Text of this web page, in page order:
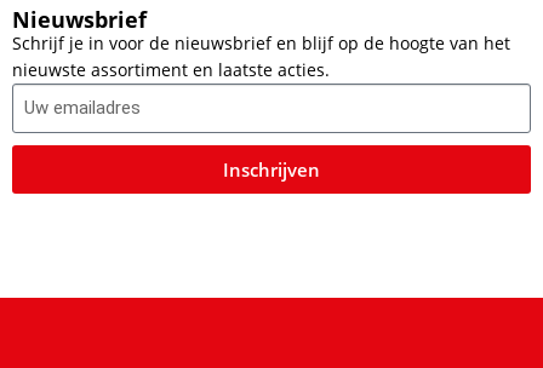
Nieuwsbrief
Schrijf je in voor de nieuwsbrief en blijf op de hoogte van het
nieuwste assortiment en laatste acties.
Inschrijven